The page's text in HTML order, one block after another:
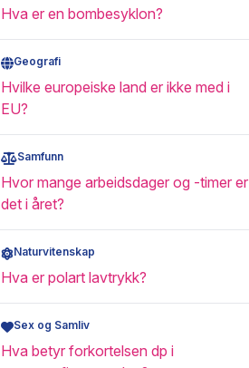
Hva er en bombesyklon?
Geografi
Hvilke europeiske land er ikke med i
EU?
Samfunn
Hvor mange arbeidsdager og -timer er
det i året?
Naturvitenskap
Hva er polart lavtrykk?
Sex og Samliv
Hva betyr forkortelsen dp i